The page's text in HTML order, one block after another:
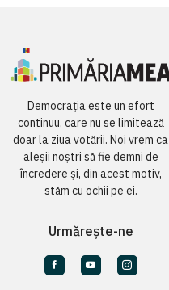
Democrația este un efort
continuu, care nu se limitează
doar la ziua votării. Noi vrem ca
aleșii noștri să fie demni de
încredere și, din acest motiv,
stăm cu ochii pe ei.
Urmărește-ne